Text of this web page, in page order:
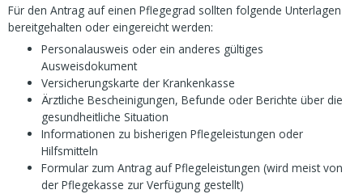
Für den Antrag auf einen Pflegegrad sollten folgende Unterlagen
bereitgehalten oder eingereicht werden:
Personalausweis oder ein anderes gültiges
Ausweisdokument
Versicherungskarte der Krankenkasse
Ärztliche Bescheinigungen, Befunde oder Berichte über die
gesundheitliche Situation
Informationen zu bisherigen Pflegeleistungen oder
Hilfsmitteln
Formular zum Antrag auf Pflegeleistungen (wird meist von
der Pflegekasse zur Verfügung gestellt)